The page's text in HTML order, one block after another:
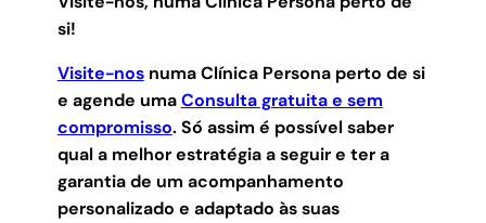
si!
Visite-nosnuma Clínica Persona perto de si
e agende umaConsulta gratuita e sem
compromisso. Só assim é possível saber
qual a melhor estratégia a seguir e ter a
garantia de um acompanhamento
personalizado e adaptado às suas